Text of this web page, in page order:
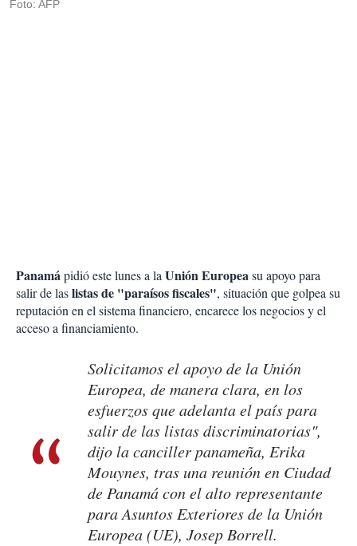
Foto: AFP
Panamápidió este lunes a laUnión Europeasu apoyo para
salir de laslistas de "paraísos fiscales", situación que golpea su
reputación en el sistema financiero, encarece los negocios y el
acceso a financiamiento.
Solicitamos el apoyo de la Unión
Europea, de manera clara, en los
esfuerzos que adelanta el país para
salir de las listas discriminatorias",
dijo la canciller panameña, Erika
Mouynes, tras una reunión en Ciudad
de Panamá con el alto representante
para Asuntos Exteriores de la Unión
Europea (UE), Josep Borrell.